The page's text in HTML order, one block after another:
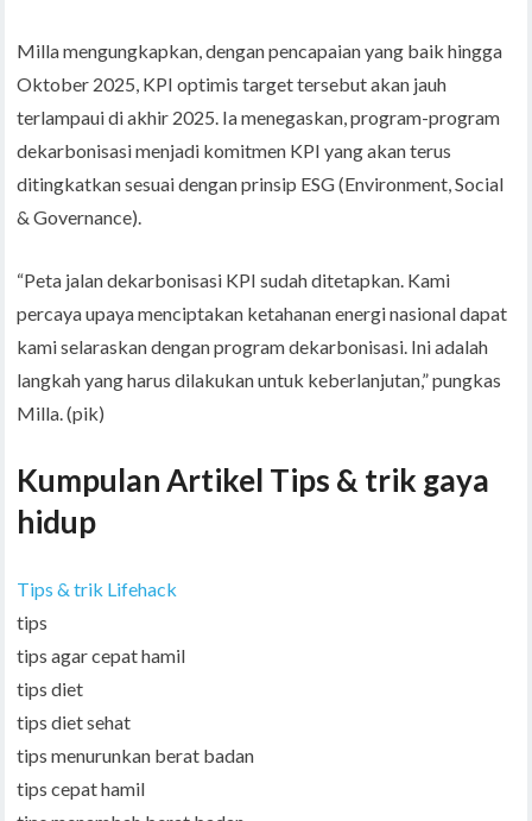
Milla mengungkapkan, dengan pencapaian yang baik hingga
Oktober 2025, KPI optimis target tersebut akan jauh
terlampaui di akhir 2025. Ia menegaskan, program-program
dekarbonisasi menjadi komitmen KPI yang akan terus
ditingkatkan sesuai dengan prinsip ESG (Environment, Social
& Governance).
“Peta jalan dekarbonisasi KPI sudah ditetapkan. Kami
percaya upaya menciptakan ketahanan energi nasional dapat
kami selaraskan dengan program dekarbonisasi. Ini adalah
langkah yang harus dilakukan untuk keberlanjutan,” pungkas
Milla. (pik)
Kumpulan Artikel Tips & trik gaya
hidup
Tips & trik Lifehack
tips
tips agar cepat hamil
tips diet
tips diet sehat
tips menurunkan berat badan
tips cepat hamil